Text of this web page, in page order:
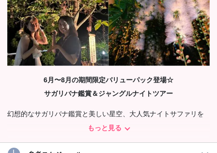
6月〜8月の期間限定バリューパック登場☆
サガリバナ鑑賞＆ジャングルナイトツアー
幻想的なサガリバナ鑑賞と美しい星空、大人気ナイトサファリを
一度に楽しめる特別なプランです！
梅雨から夏にかけて、一晩限りのロマンチックな姿を見せる『サ
もっと見る